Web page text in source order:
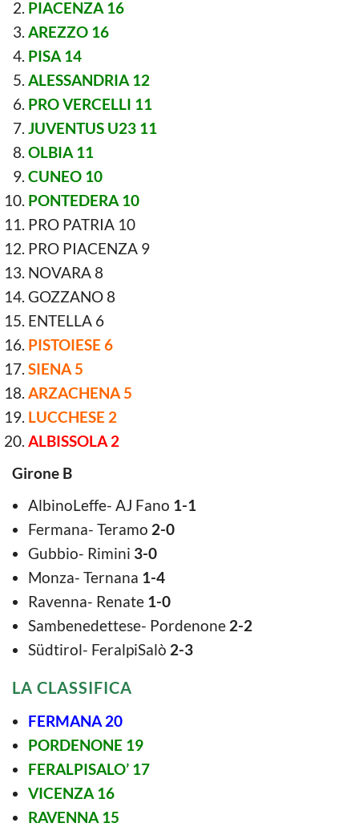
PIACENZA 16
AREZZO 16
PISA 14
ALESSANDRIA 12
PRO VERCELLI 11
JUVENTUS U23 11
OLBIA 11
CUNEO 10
PONTEDERA 10
PRO PATRIA 10
PRO PIACENZA 9
NOVARA 8
GOZZANO 8
ENTELLA 6
PISTOIESE 6
SIENA 5
ARZACHENA 5
LUCCHESE 2
ALBISSOLA 2
Girone B
AlbinoLeffe- AJ Fano 1-1
Fermana- Teramo 2-0
Gubbio- Rimini 3-0
Monza- Ternana 1-4
Ravenna- Renate 1-0
Sambenedettese- Pordenone 2-2
Südtirol- FeralpiSalò 2-3
LA CLASSIFICA
FERMANA 20
PORDENONE 19
FERALPISALO’ 17
VICENZA 16
RAVENNA 15